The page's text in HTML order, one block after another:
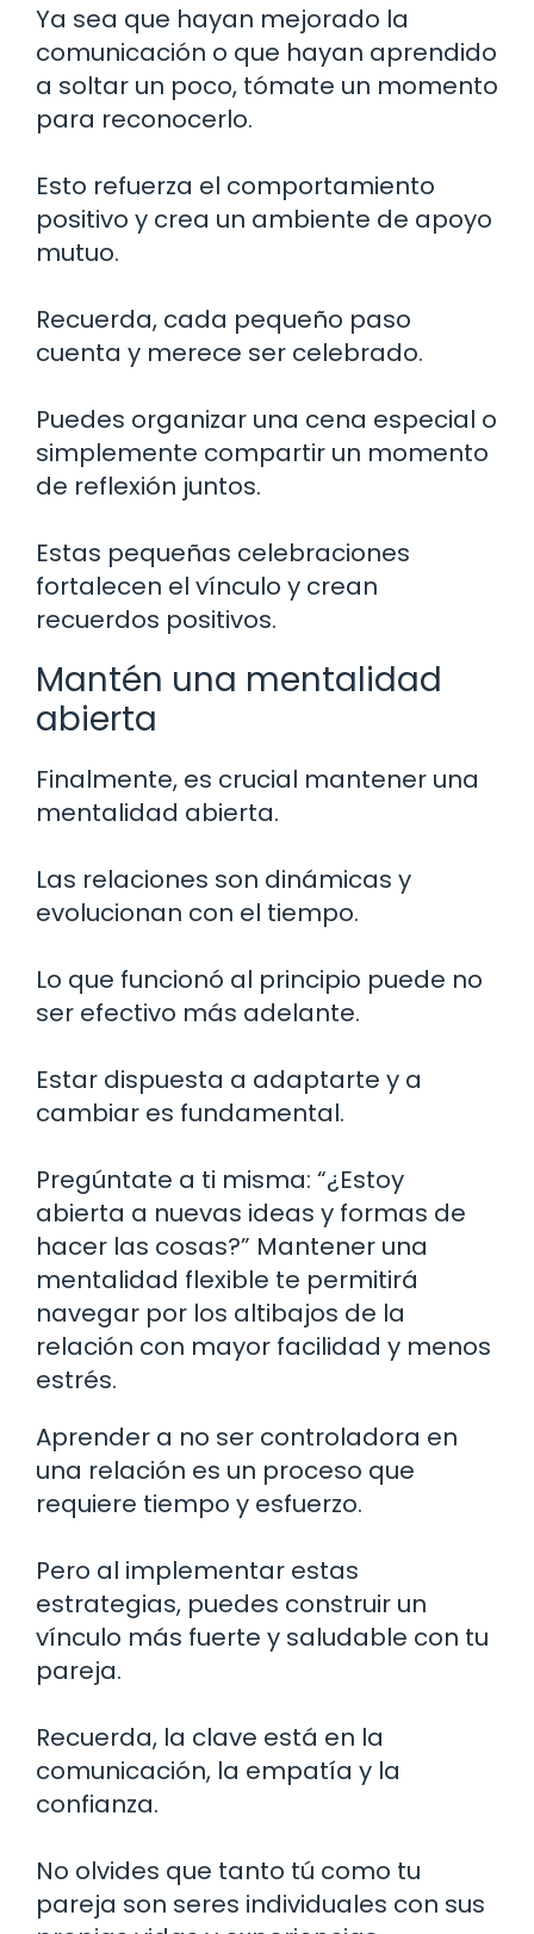
Ya sea que hayan mejorado la
comunicación o que hayan aprendido
a soltar un poco, tómate un momento
para reconocerlo.
Esto refuerza el comportamiento
positivo y crea un ambiente de apoyo
mutuo.
Recuerda, cada pequeño paso
cuenta y merece ser celebrado.
Puedes organizar una cena especial o
simplemente compartir un momento
de reflexión juntos.
Estas pequeñas celebraciones
fortalecen el vínculo y crean
recuerdos positivos.
Mantén una mentalidad
abierta
Finalmente, es crucial mantener una
mentalidad abierta.
Las relaciones son dinámicas y
evolucionan con el tiempo.
Lo que funcionó al principio puede no
ser efectivo más adelante.
Estar dispuesta a adaptarte y a
cambiar es fundamental.
Pregúntate a ti misma: “¿Estoy
abierta a nuevas ideas y formas de
hacer las cosas?” Mantener una
mentalidad flexible te permitirá
navegar por los altibajos de la
relación con mayor facilidad y menos
estrés.
Aprender a no ser controladora en
una relación es un proceso que
requiere tiempo y esfuerzo.
Pero al implementar estas
estrategias, puedes construir un
vínculo más fuerte y saludable con tu
pareja.
Recuerda, la clave está en la
comunicación, la empatía y la
confianza.
No olvides que tanto tú como tu
pareja son seres individuales con sus